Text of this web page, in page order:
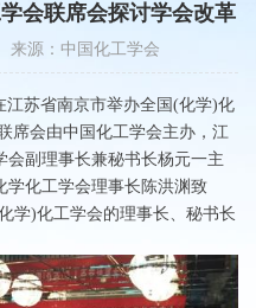
会联席会探讨学会改革
源：中国化工学会
江苏省南京市举办全国 (化学)化
席会由中国化工学会主办，江
副理事长兼秘书长杨元一主
学化工学会理事长陈洪渊致
学)化工学会的理事长、秘书长